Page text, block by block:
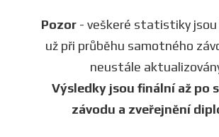
Pozor- veškeré statistiky jsou
už při průběhu samotného
neustále
Výsledky jsou finální až po
závodu a zveřejnění